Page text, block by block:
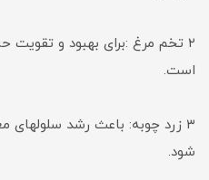
۲ تخم مرغ :برای بهبود و
است.
۳ زرد چوبه: باعث رشد سلولهای
شود.